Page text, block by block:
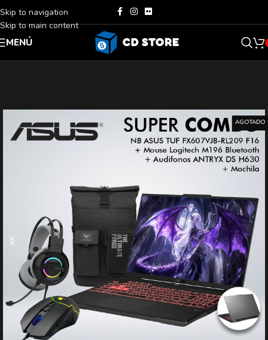
Skip to navigation
Skip to main content
MENÚ
AGOTADO